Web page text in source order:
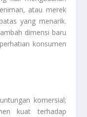
atau merek
yang menarik.
dimensi baru
konsumen
komersial;
kuat terhadap